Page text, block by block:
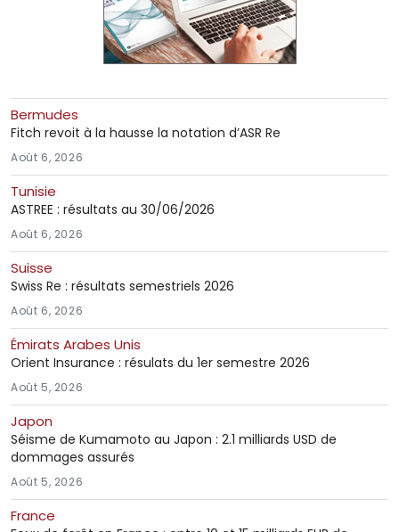
Bermudes
Fitch revoit à la hausse la notation d’ASR Re
Août 6, 2026
Tunisie
ASTREE : résultats au 30/06/2026
Août 6, 2026
Suisse
Swiss Re : résultats semestriels 2026
Août 6, 2026
Émirats Arabes Unis
Orient Insurance : résulats du 1er semestre 2026
Août 5, 2026
Japon
Séisme de Kumamoto au Japon : 2.1 milliards USD de
dommages assurés
Août 5, 2026
France